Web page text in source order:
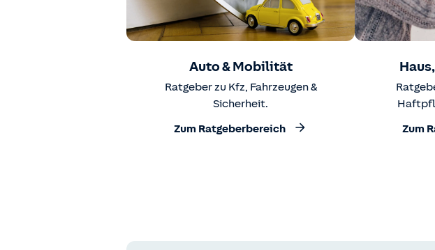
Auto & Mobilität
Ratgeber zu Kfz, Fahrzeugen &
Sicherheit.
Zum Ratgeberbereich Zum